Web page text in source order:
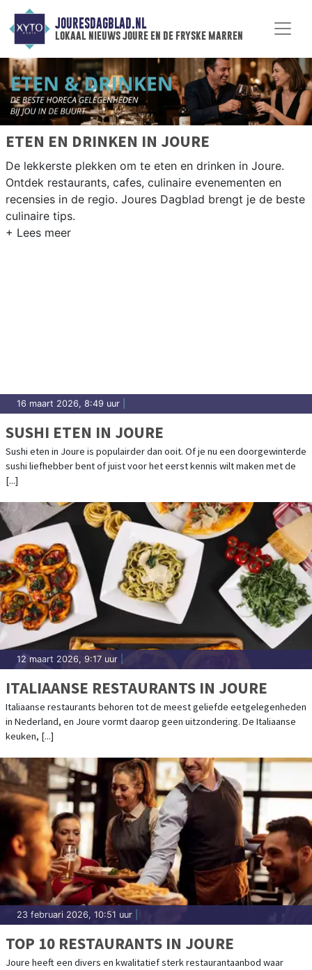
JOURESDAGBLAD.NL
lokaal nieuws joure en de fryske marren
ETEN EN DRINKEN IN JOURE
De lekkerste plekken om te eten en drinken in Joure.
Ontdek restaurants, cafes, culinaire evenementen en
recensies in de regio. Joures Dagblad brengt je de beste
culinaire tips.
16 maart 2026, 8:49 uur
SUSHI ETEN IN JOURE
Sushi eten in Joure is populairder dan ooit. Of je nu een doorgewinterde
sushi liefhebber bent of juist voor het eerst kennis wilt maken met de
[...]
12 maart 2026, 9:17 uur
ITALIAANSE RESTAURANTS IN JOURE
Italiaanse restaurants behoren tot de meest geliefde eetgelegenheden
in Nederland, en Joure vormt daarop geen uitzondering. De Italiaanse
keuken, [...]
23 februari 2026, 10:51 uur
TOP 10 RESTAURANTS IN JOURE
Joure heeft een divers en kwalitatief sterk restaurantaanbod waar